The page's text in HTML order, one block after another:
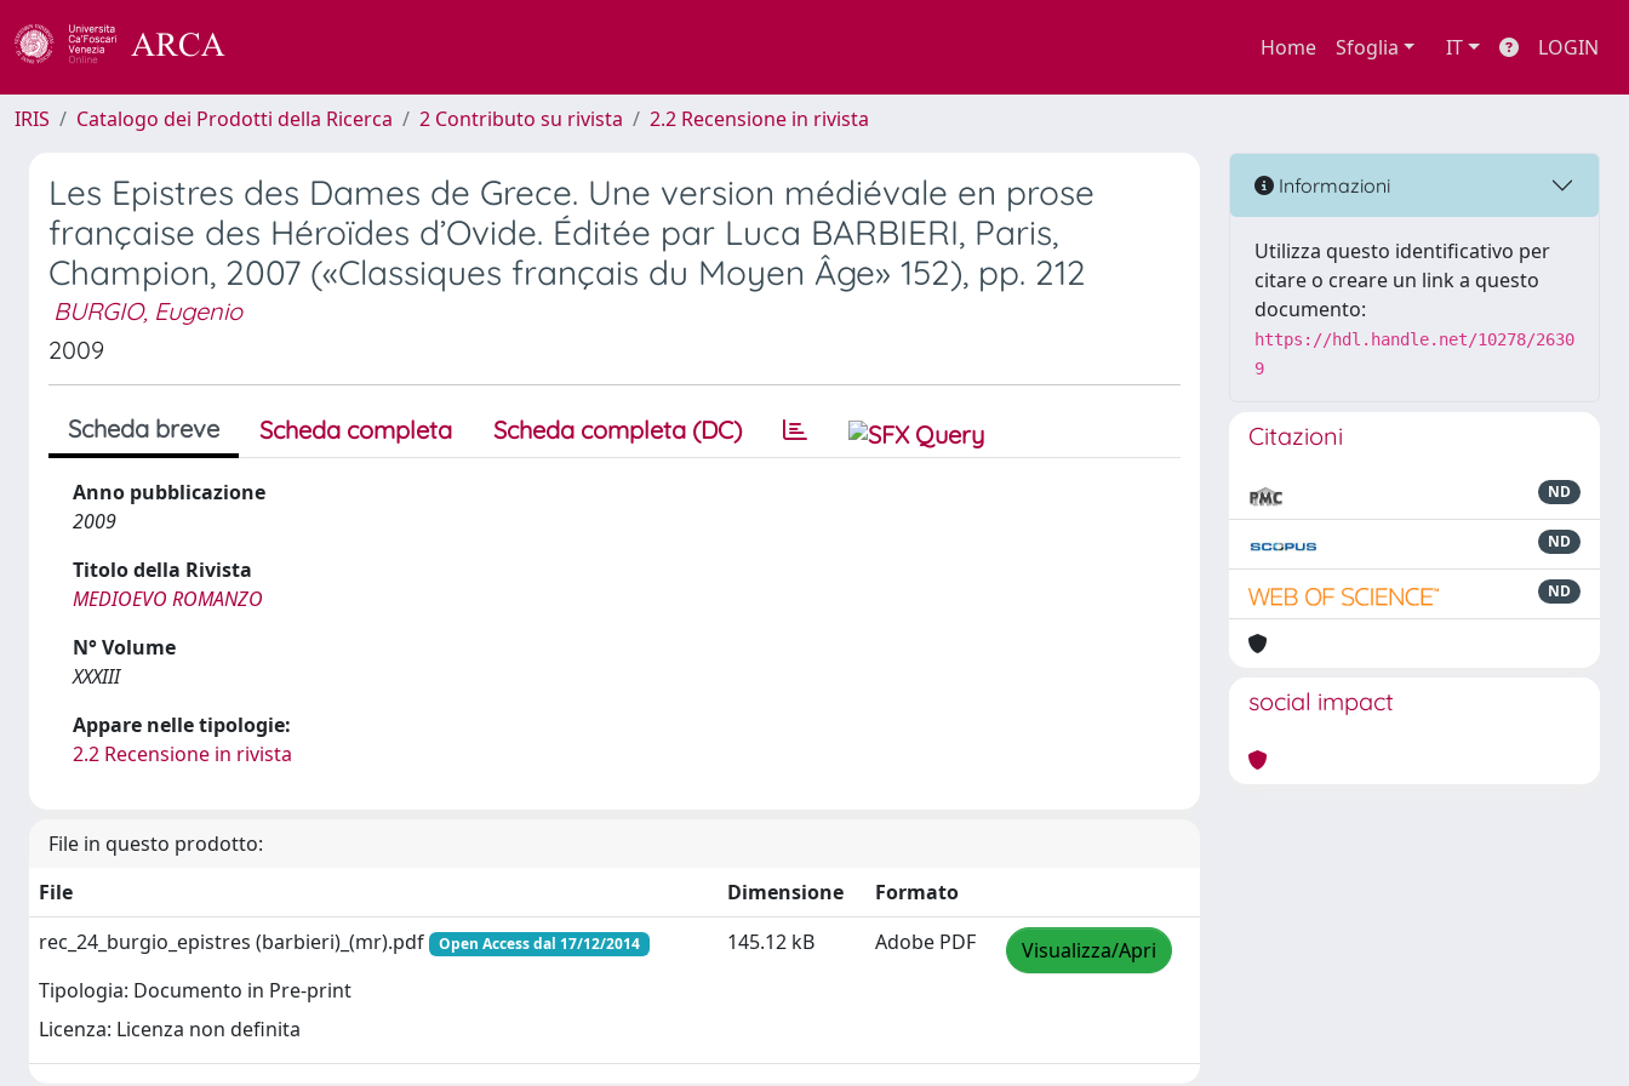
Home Sfoglia IT LOGIN
IRIS Catalogo dei Prodotti della Ricerca 2 Contributo su rivista 2.2 Recensione in rivista
Les Epistres des Dames de Grece. Une version médiévale en prose
française des Héroïdes d’Ovide. Éditée par Luca BARBIERI, Paris,
Champion, 2007 («Classiques français du Moyen Âge» 152), pp. 212
BURGIO, Eugenio
2009
Scheda breve Scheda completa Scheda completa (DC)
Anno pubblicazione
2009
Titolo della Rivista
MEDIOEVO ROMANZO
N° Volume
XXXIII
Appare nelle tipologie:
2.2 Recensione in rivista
File in questo prodotto:
File
Dimensione
Formato
rec_24_burgio_epistres (barbieri)_(mr).pdf
Open Access dal 17/12/2014
Tipologia: Documento in Pre-print
Licenza: Licenza non definita
145.12 kB Adobe PDF Visualizza/Apri
Informazioni
Utilizza questo identificativo per
citare o creare un link a questo
documento:
https://hdl.handle.net/10278/2630
9
Citazioni
ND
ND
ND
social impact